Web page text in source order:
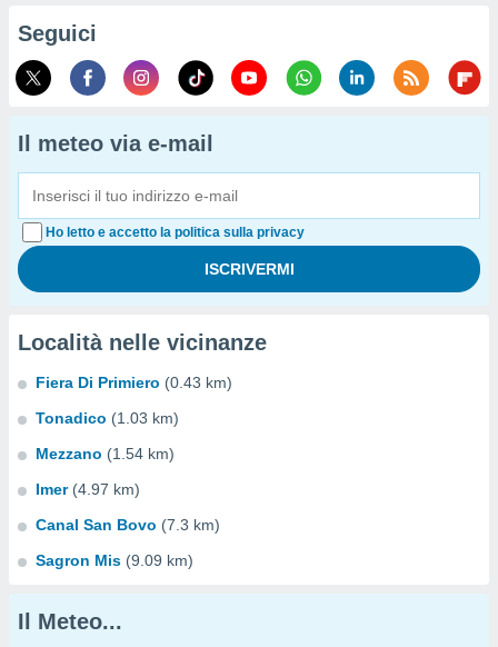
Seguici
Il meteo via e-mail
Ho letto e accetto la politica sulla privacy
Località nelle vicinanze
Fiera Di Primiero (0.43 km)
Tonadico (1.03 km)
Mezzano (1.54 km)
Imer (4.97 km)
Canal San Bovo (7.3 km)
Sagron Mis (9.09 km)
Il Meteo...